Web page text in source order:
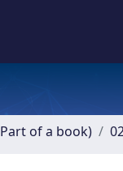
of a book)